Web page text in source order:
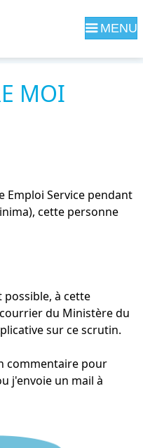
MOI
Emploi Service pendant
cette personne
possible, à cette
du Ministère du
sur ce scrutin.
commentaire pour
j'envoie un mail à